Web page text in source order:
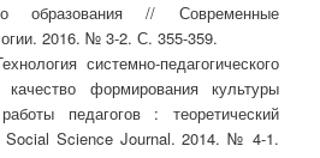
образования // Современные
2016. № 3-2. С. 355-359.
системно-педагогического
формирования культуры
педагогов : теоретический
Social Science Journal. 2014. № 4-1.